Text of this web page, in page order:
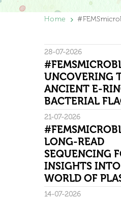
Home
28-07-2026
UNCOVERING
ANCIENT E-
BACTERIAL
21-07-2026
LONG-READ
SEQUENCING
INSIGHTS
WORLD OF
14-07-2026